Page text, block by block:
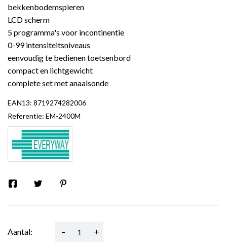
bekkenbodemspieren
LCD scherm
5 programma's voor incontinentie
0-99 intensiteitsniveaus
eenvoudig te bedienen toetsenbord
compact en lichtgewicht
complete set met anaalsonde
EAN13: 8719274282006
Referentie: EM-2400M
Aantal: - +